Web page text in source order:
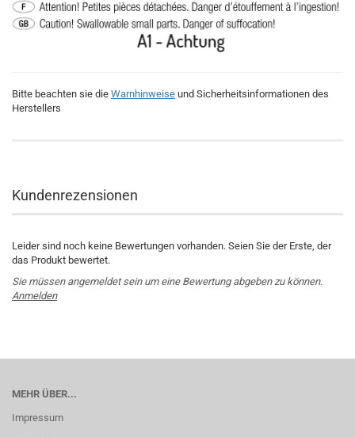
Bitte beachten sie die Warnhinweise und Sicherheitsinformationen des
Herstellers
Kundenrezensionen
Leider sind noch keine Bewertungen vorhanden. Seien Sie der Erste, der
das Produkt bewertet.
Sie müssen angemeldet sein um eine Bewertung abgeben zu können.
Anmelden
MEHR ÜBER...
Impressum